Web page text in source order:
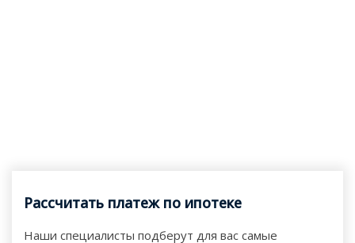
Рассчитать платеж по ипотеке
Наши специалисты подберут для вас самые